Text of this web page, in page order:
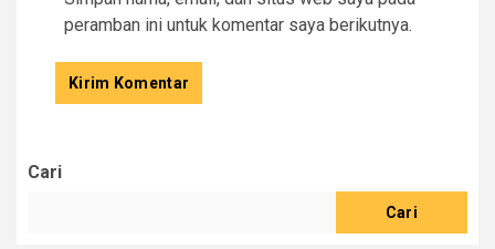
peramban ini untuk komentar saya berikutnya.
Cari
Cari